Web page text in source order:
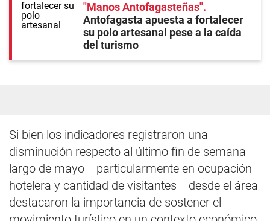
"Manos Antofagasteñas"
Antofagasta apuesta a fortalecer
su polo artesanal pese a la caída
del turismo
Si bien los indicadores registraron una
disminución respecto al último fin de semana
largo de mayo —particularmente en ocupación
hotelera y cantidad de visitantes— desde el área
destacaron la importancia de sostener el